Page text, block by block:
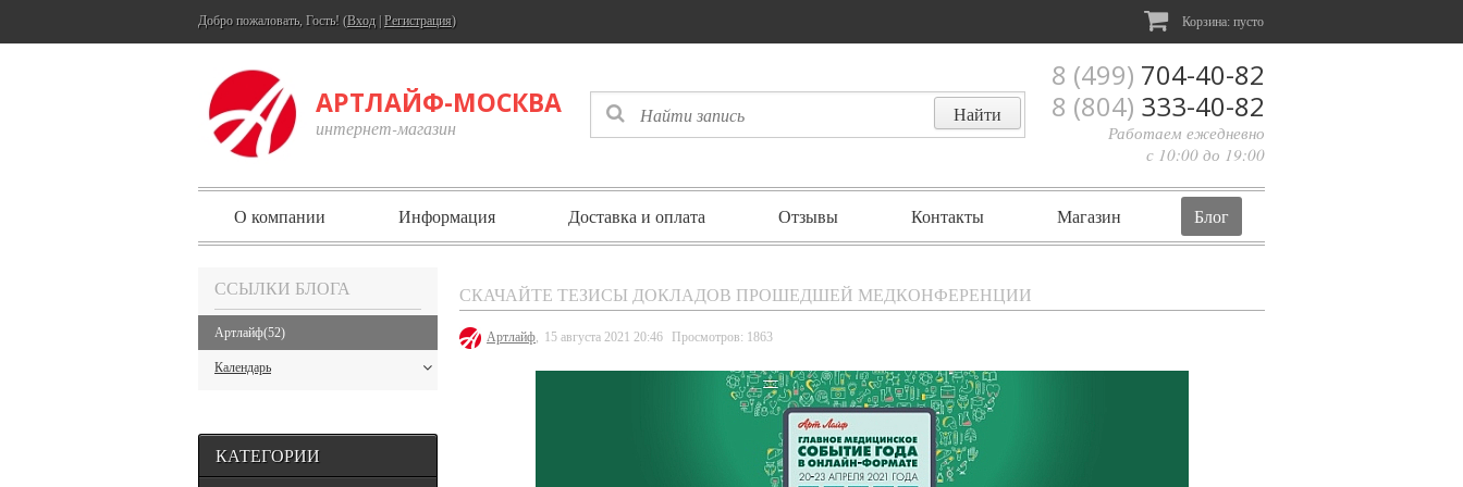
Добро пожаловать, Гость! (Вход Регистрация) Корзина: пусто
АРТЛАЙФ-МОСКВА
интернет-магазин
8 (499) 704-40-82
8 (804) 333-40-82
Работаем ежедневно
с 10:00 до 19:00
О компании Информация Доставка и оплата Отзывы Контакты Магазин Блог
ССЫЛКИ БЛОГА
Артлайф(52)
Календарь
КАТЕГОРИИ
СКАЧАЙТЕ ТЕЗИСЫ ДОКЛАДОВ ПРОШЕДШЕЙ МЕДКОНФЕРЕНЦИИ
Артлайф, 15 августа 2021 20:46 Просмотров: 1863